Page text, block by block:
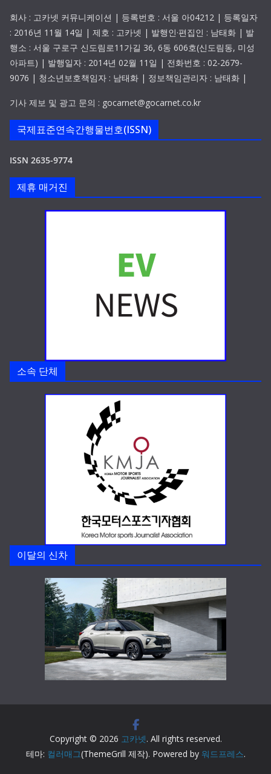
회사 : 고카넷 커뮤니케이션 | 등록번호 : 서울 아04212 | 등록일자
: 2016년 11월 14일 | 제호 : 고카넷 | 발행인·편집인 : 남태화 | 발
행소 : 서울 구로구 신도림로11가길 36, 6동 606호(신도림동, 미성
아파트) | 발행일자 : 2014년 02월 11일 | 전화번호 : 02-2679-
9076 | 청소년보호책임자 : 남태화 | 정보책임관리자 : 남태화 |
기사 제보 및 광고 문의 : gocarnet@gocarnet.co.kr
국제표준연속간행물번호(ISSN)
ISSN 2635-9774
제휴 매거진
소속 단체
이달의 신차
Copyright © 2026 고카넷. All rights reserved.
테마: 컬러매그(ThemeGrill 제작). Powered by 워드프레스.